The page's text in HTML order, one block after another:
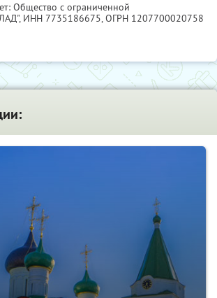
Общество с ограниченной
ИНН 7735186675, ОГРН 1207700020758